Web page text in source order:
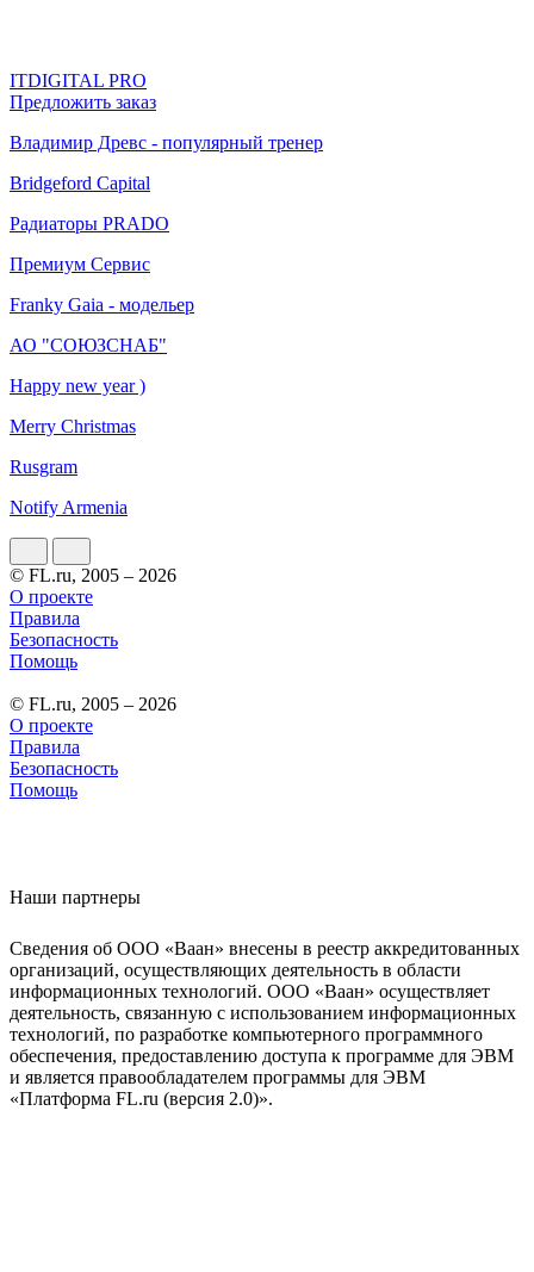
ITDIGITAL PRO
Предложить заказ
Владимир Древс - популярный тренер
Bridgeford Capital
Радиаторы PRADO
Премиум Сервис
Franky Gaia - модельер
АО "СОЮЗСНАБ"
Happy new year )
Merry Christmas
Rusgram
Notify Armenia
© FL.ru, 2005 – 2026
О проекте
Правила
Безопасность
Помощь
© FL.ru, 2005 – 2026
О проекте
Правила
Безопасность
Помощь
Наши партнеры
Сведения об ООО «Ваан» внесены в реестр аккредитованных
организаций, осуществляющих деятельность в области
информационных технологий. ООО «Ваан» осуществляет
деятельность, связанную с использованием информационных
технологий, по разработке компьютерного программного
обеспечения, предоставлению доступа к программе для ЭВМ
и является правообладателем программы для ЭВМ
«Платформа FL.ru (версия 2.0)».